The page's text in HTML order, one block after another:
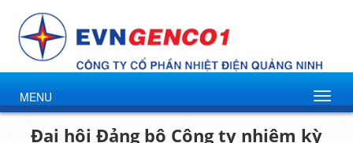
MENU
Đại hội Đảng bộ Công ty nhiệm kỳ